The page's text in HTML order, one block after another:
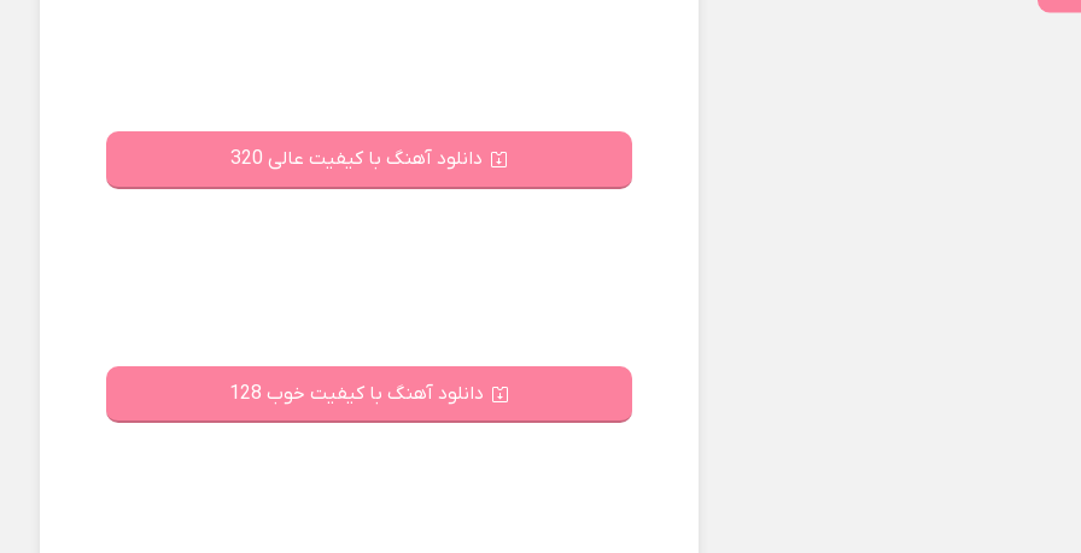
دانلود آهنگ با کیفیت عالی 320
دانلود آهنگ با کیفیت خوب 128